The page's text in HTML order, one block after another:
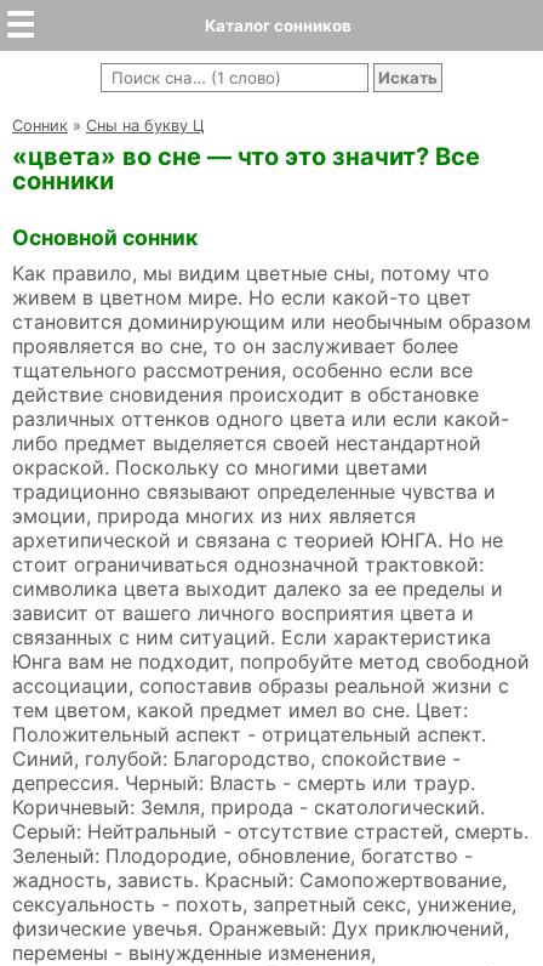
Каталог сонников
Cонник » Сны на букву Ц
«цвета» во сне — что это значит? Все
сонники
Основной сонник
Как правило, мы видим цветные сны, потому что
живем в цветном мире. Но если какой-то цвет
становится доминирующим или необычным образом
проявляется во сне, то он заслуживает более
тщательного рассмотрения, особенно если все
действие сновидения происходит в обстановке
различных оттенков одного цвета или если какой-
либо предмет выделяется своей нестандартной
окраской. Поскольку со многими цветами
традиционно связывают определенные чувства и
эмоции, природа многих из них является
архетипической и связана с теорией ЮНГА. Но не
стоит ограничиваться однозначной трактовкой:
символика цвета выходит далеко за ее пределы и
зависит от вашего личного восприятия цвета и
связанных с ним ситуаций. Если характеристика
Юнга вам не подходит, попробуйте метод свободной
ассоциации, сопоставив образы реальной жизни с
тем цветом, какой предмет имел во сне. Цвет:
Положительный аспект - отрицательный аспект.
Синий, голубой: Благородство, спокойствие -
депрессия. Черный: Власть - смерть или траур.
Коричневый: Земля, природа - скатологический.
Серый: Нейтральный - отсутствие страстей, смерть.
Зеленый: Плодородие, обновление, богатство -
жадность, зависть. Красный: Самопожертвование,
сексуальность - похоть, запретный секс, унижение,
физические увечья. Оранжевый: Дух приключений,
перемены - вынужденные изменения,